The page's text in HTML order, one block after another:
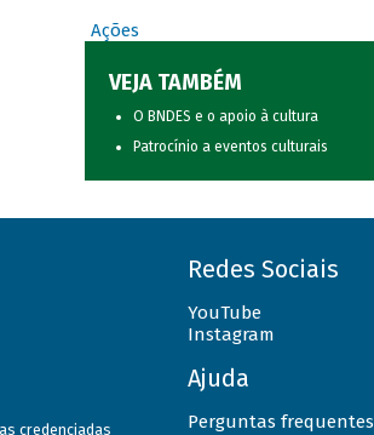
Ações
VEJA TAMBÉM
O BNDES e o apoio à cultura
Patrocínio a eventos culturais
credenciadas
Redes Sociais
YouTube
Instagram
Ajuda
Perguntas frequentes